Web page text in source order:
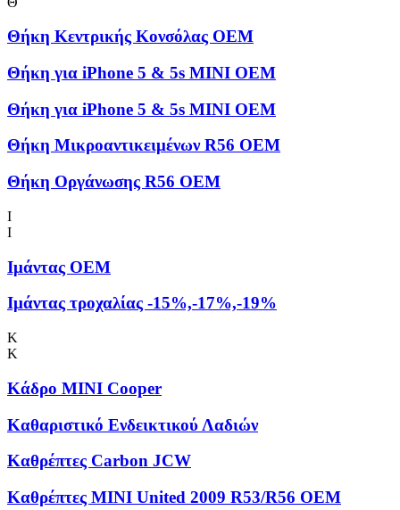
Θήκη Kεντρικής Kονσόλας OEM
Θήκη για iPhone 5 & 5s MINI OEM
Θήκη για iPhone 5 & 5s MINI OEM
Θήκη Μικροαντικειμένων R56 OEM
Θήκη Οργάνωσης R56 OEM
Ι
Ι
Ιμάντας OEM
Ιμάντας τροχαλίας -15%,-17%,-19%
Κ
Κ
Κάδρο MINI Cooper
Καθαριστικό Ενδεικτικού Λαδιών
Καθρέπτες Carbon JCW
Καθρέπτες MINI United 2009 R53/R56 OEM